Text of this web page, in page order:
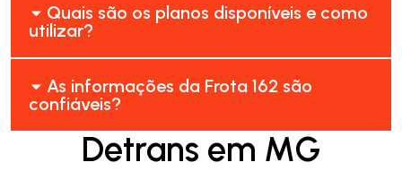
Quais são os planos disponíveis e como
utilizar?
As informações da Frota 162 são
confiáveis?
Detrans em MG